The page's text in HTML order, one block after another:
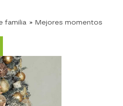
familia » Mejores momentos